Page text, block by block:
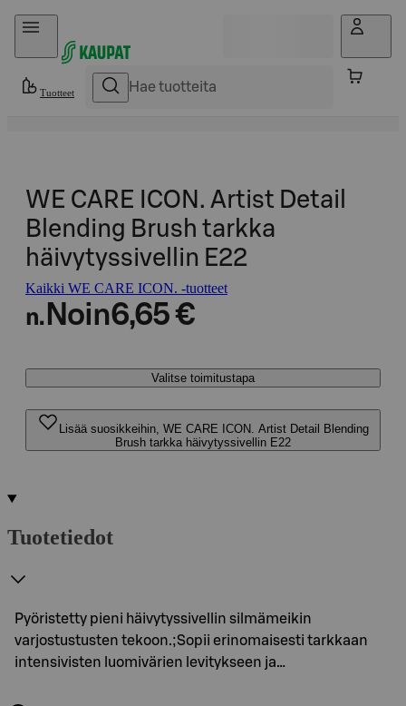
Hyppää sisältöön
Tuotteet
WE CARE ICON. Artist Detail
Blending Brush tarkka
häivytyssivellin E22
Kaikki WE CARE ICON. -tuotteet
n. Noin6,65 €
Valitse toimitustapa
Lisää suosikkeihin, WE CARE ICON. Artist Detail Blending
Brush tarkka häivytyssivellin E22
Tuotetiedot
Pyöristetty pieni häivytyssivellin silmämeikin
varjostustusten tekoon.;Sopii erinomaisesti tarkkaan
intensivisten luomivärien levitykseen ja…